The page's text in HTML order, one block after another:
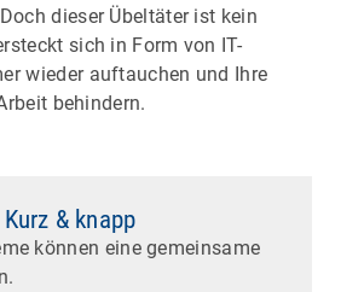
dieser Übeltäter ist kein
sich in Form von IT-
wieder auftauchen und Ihre
behindern.
Kurz & knapp
können eine gemeinsame